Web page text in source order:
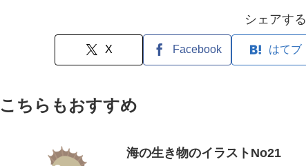
シェアする
X Facebook はてブ
こちらもおすすめ
海の生き物のイラストNo21